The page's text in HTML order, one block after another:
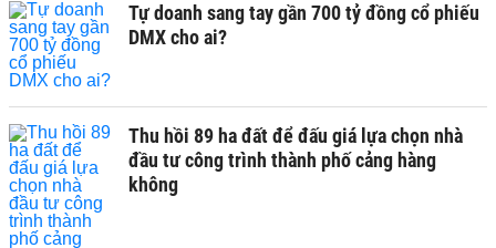
Tự doanh sang tay gần 700 tỷ đồng cổ phiếu
DMX cho ai?
Thu hồi 89 ha đất để đấu giá lựa chọn nhà
đầu tư công trình thành phố cảng hàng
không